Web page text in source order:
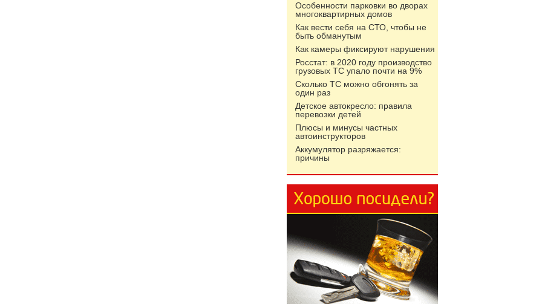
Особенности парковки во дворах
многоквартирных домов
Как вести себя на СТО, чтобы не
быть обманутым
Как камеры фиксируют нарушения
Росстат: в 2020 году производство
грузовых ТС упало почти на 9%
Сколько ТС можно обгонять за
один раз
Детское автокресло: правила
перевозки детей
Плюсы и минусы частных
автоинструкторов
Аккумулятор разряжается:
причины